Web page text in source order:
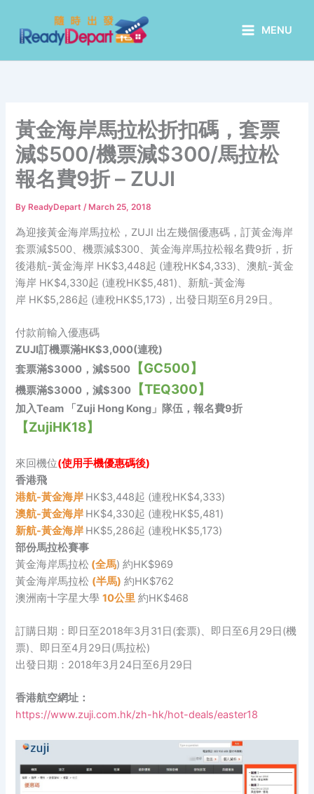
content
MENU
黃金海岸馬拉松折扣碼，套票
減$500/機票減$300/馬拉松
報名費9折 – ZUJI
By ReadyDepart/ March 25, 2018
為迎接黃金海岸馬拉松，ZUJI 出左幾個優惠碼，訂黃金海岸
套票減$500、機票減$300、黃金海岸馬拉松報名費9折，折
後港航-黃金海岸 HK$3,448起 (連稅HK$4,333)、澳航-黃金
海岸 HK$4,330起 (連稅HK$5,481)、新航-黃金海
岸 HK$5,286起 (連稅HK$5,173)，出發日期至6月29日。
付款前輸入優惠碼
ZUJI訂機票滿HK$3,000(連稅)
套票滿$3000，減$500
【GC500】
機票滿$3000 ，減$300 【TEQ300】
加入Team 「Zuji Hong Kong」隊伍，報名費9折
【ZujiHK18】
來回機位(使用手機優惠碼後)
香港飛
港航-黃金海岸 HK$3,448起 (連稅HK$4,333)
澳航-黃金海岸 HK$4,330起 (連稅HK$5,481)
新航-黃金海岸 HK$5,286起 (連稅HK$5,173)
部份馬拉松賽事
黃金海岸馬拉松 (全馬) 約HK$969
黃金海岸馬拉松 (半馬) 約HK$762
澳洲南十字星大學10公里 約HK$468
訂購日期：即日至2018年3月31日(套票)、即日至6月29日(機
票)、即日至4月29日(馬拉松)
出發日期：2018年3月24日至6月29日
香港航空網址：
https://www.zuji.com.hk/zh-hk/hot-deals/easter18